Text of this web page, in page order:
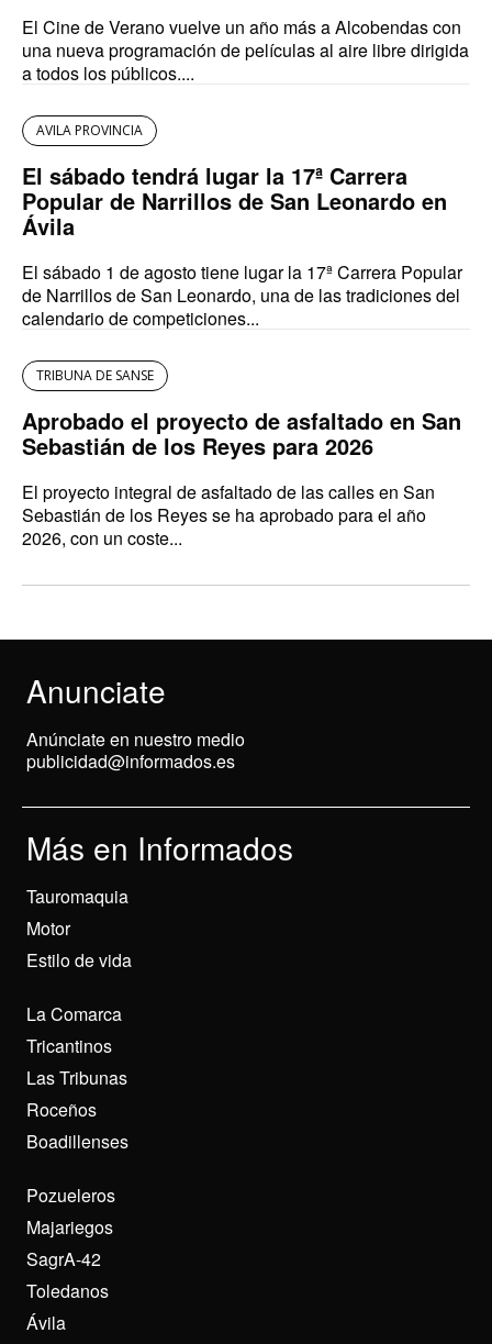
El Cine de Verano vuelve un año más a Alcobendas con
una nueva programación de películas al aire libre dirigida
a todos los públicos....
AVILA PROVINCIA
El sábado tendrá lugar la 17ª Carrera
Popular de Narrillos de San Leonardo en
Ávila
El sábado 1 de agosto tiene lugar la 17ª Carrera Popular
de Narrillos de San Leonardo, una de las tradiciones del
calendario de competiciones...
TRIBUNA DE SANSE
Aprobado el proyecto de asfaltado en San
Sebastián de los Reyes para 2026
El proyecto integral de asfaltado de las calles en San
Sebastián de los Reyes se ha aprobado para el año
2026, con un coste...
Anunciate
Anúnciate en nuestro medio
publicidad@informados.es
Más en Informados
Tauromaquia
Motor
Estilo de vida
La Comarca
Tricantinos
Las Tribunas
Roceños
Boadillenses
Pozueleros
Majariegos
SagrA-42
Toledanos
Ávila